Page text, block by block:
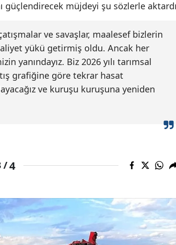
güçlendirecek müjdeyi şu sözlerle
ve savaşlar, maalesef bizlerin
yükü getirmiş oldu. Ancak her
yanındayız. Biz 2026 yılı tarımsal
grafiğine göre tekrar hasat
ve kuruşu kuruşuna yeniden
/4